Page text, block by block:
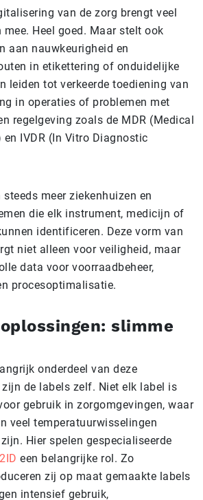
van de zorg brengt veel
Heel goed. Maar stelt ook
aan nauwkeurigheid en
in etikettering of onduidelijke
leiden tot verkeerde toediening van
in operaties of problemen met
regelgeving zoals de MDR (Medical
en IVDR (In Vitro Diagnostic
meer ziekenhuizen en
die elk instrument, medicijn of
identificeren. Deze vorm van
niet alleen voor veiligheid, maar
data voor voorraadbeheer,
procesoptimalisatie.
slimme
onderdeel van deze
de labels zelf. Niet elk label is
gebruik in zorgomgevingen, waar
veel temperatuurwisselingen
Hier spelen gespecialiseerde
een belangrijke rol. Zo
zij op maat gemaakte labels
intensief gebruik,